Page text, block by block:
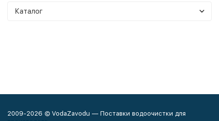
Каталог
2009-2026 © VodaZavodu — Поставки водоочистки для